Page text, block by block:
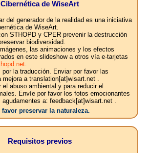
Cibernética de WiseArt
del generador de la realidad es una iniciativa
de WiseArt.
STHOPD y CPER prevenir la destrucción
biodiversidad.
las animaciones y los efectos
en este slideshow a otros vía e-tarjetas
.
por la traducción. Enviar por favor las
mejora a translation[at]wisart.net .
el abuso ambiental y para reducir el
Envíe por favor los fotos emocionantes
a: feedback[at]wisart.net .
favor preservar la naturaleza.
Requisitos previos